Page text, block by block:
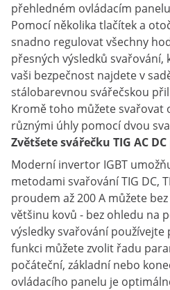
přehledném ovládacím
Pomocí několika tlačítek a
snadno regulovat všechny
přesných výsledků svařování,
vaši bezpečnost najdete v
stálobarevnou svářečskou
Kromě toho můžete svařovat
různými úhly pomocí dvou
Zvětšete svářečku TIG AC
Moderní invertor IGBT
metodami svařování TIG DC,
proudem až 200 A můžete
většinu kovů - bez ohledu na
výsledky svařování
funkci můžete zvolit řadu
počáteční, základní nebo
ovládacího panelu je